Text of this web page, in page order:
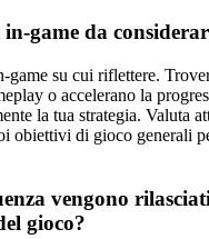
game da
game su cui riflettere.
o accelerano la
la tua strategia. Valuta
obiettivi di gioco generali
vengono
gioco?